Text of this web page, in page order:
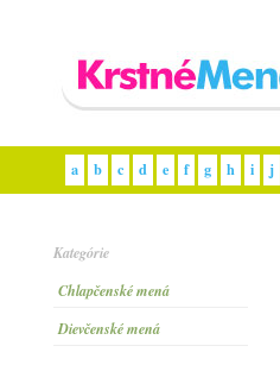
a b c d e f g h i j
Kategórie
Chlapčenské mená
Dievčenské mená